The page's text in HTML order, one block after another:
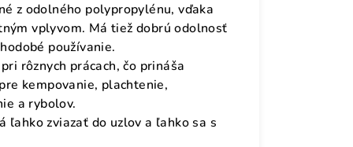
z odolného polypropylénu, vďaka
vplyvom. Má tiež dobrú odolnosť
používanie.
rôznych prácach, čo prináša
kempovanie, plachtenie,
a rybolov.
ľahko zviazať do uzlov a ľahko sa s